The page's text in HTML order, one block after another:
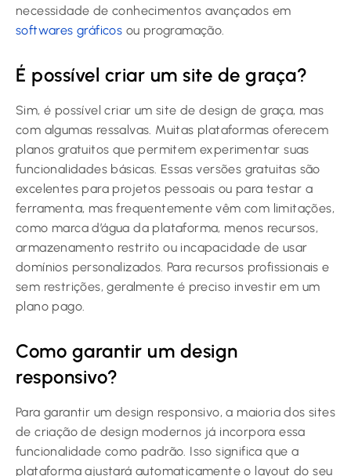
necessidade de conhecimentos avançados em
softwares gráficos ou programação.
É possível criar um site de graça?
Sim, é possível criar um site de design de graça, mas
com algumas ressalvas. Muitas plataformas oferecem
planos gratuitos que permitem experimentar suas
funcionalidades básicas. Essas versões gratuitas são
excelentes para projetos pessoais ou para testar a
ferramenta, mas frequentemente vêm com limitações,
como marca d’água da plataforma, menos recursos,
armazenamento restrito ou incapacidade de usar
domínios personalizados. Para recursos profissionais e
sem restrições, geralmente é preciso investir em um
plano pago.
Como garantir um design
responsivo?
Para garantir um design responsivo, a maioria dos sites
de criação de design modernos já incorpora essa
funcionalidade como padrão. Isso significa que a
plataforma ajustará automaticamente o layout do seu